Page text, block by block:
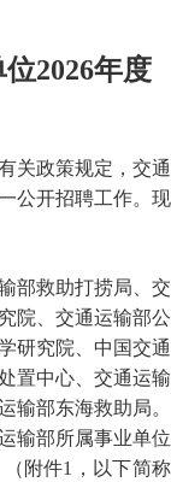
2026年度
关政策规定，交通
公开招聘工作。现
部救助打捞局、交
院、 交通运输部公
研究院、 中国交通
置中心、 交通运输
输部东海救助局。
输部所属事业单位
附件1，以下简称